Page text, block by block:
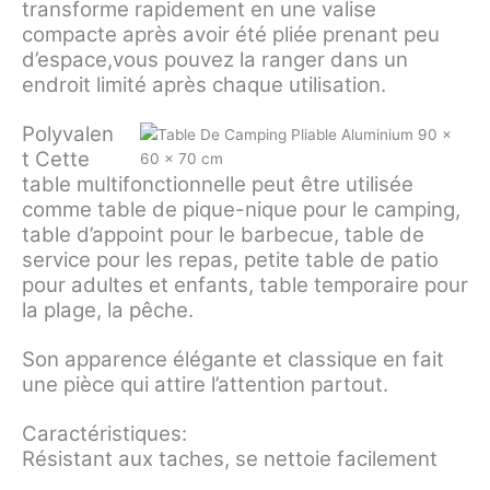
transforme rapidement en une valise
compacte après avoir été pliée prenant peu
d’espace,vous pouvez la ranger dans un
endroit limité après chaque utilisation.
Polyvalen
t Cette
table multifonctionnelle peut être utilisée
comme table de pique-nique pour le camping,
table d’appoint pour le barbecue, table de
service pour les repas, petite table de patio
pour adultes et enfants, table temporaire pour
la plage, la pêche.
Son apparence élégante et classique en fait
une pièce qui attire l’attention partout.
Caractéristiques:
Résistant aux taches, se nettoie facilement